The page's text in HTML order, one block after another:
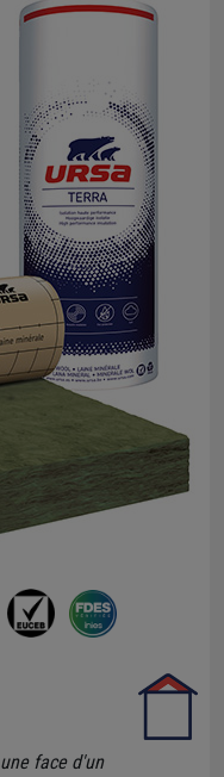
face d'un